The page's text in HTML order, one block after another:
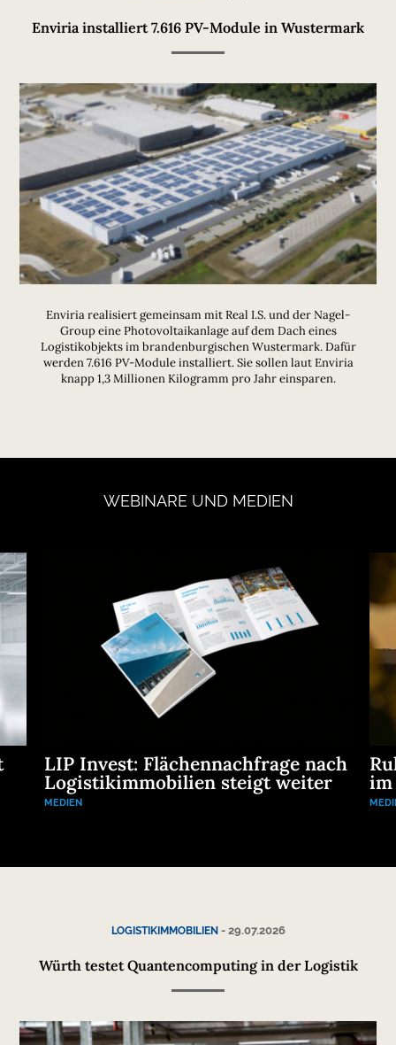
Enviria installiert 7.616 PV-Module in Wustermark
Enviria realisiert gemeinsam mit Real I.S. und der Nagel-
Group eine Photovoltaikanlage auf dem Dach eines
Logistikobjekts im brandenburgischen Wustermark. Dafür
werden 7.616 PV-Module installiert. Sie sollen laut Enviria
knapp 1,3 Millionen Kilogramm pro Jahr einsparen.
WEBINARE UND MEDIEN
LIP Invest: Flächennachfrage nach
Logistikimmobilien steigt weiter
MEDIEN
im
LOGISTIKIMMOBILIEN- 29.07.2026
Würth testet Quantencomputing in der Logistik